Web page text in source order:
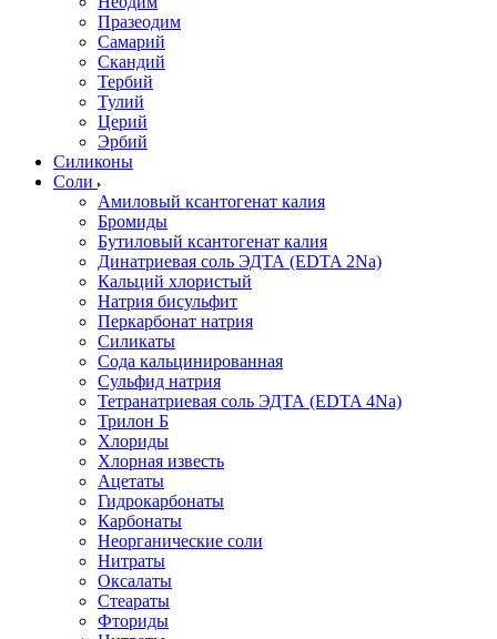
Празеодим
Самарий
Скандий
Тербий
Тулий
Церий
Эрбий
Силиконы
Соли
Амиловый ксантогенат калия
Бромиды
Бутиловый ксантогенат калия
Динатриевая соль ЭДТА (EDTA 2Na)
Кальций хлористый
Натрия бисульфит
Перкарбонат натрия
Силикаты
Сода кальцинированная
Сульфид натрия
Тетранатриевая соль ЭДТА (EDTA 4Na)
Трилон Б
Хлориды
Хлорная известь
Ацетаты
Гидрокарбонаты
Карбонаты
Неорганические соли
Нитраты
Оксалаты
Стеараты
Фториды